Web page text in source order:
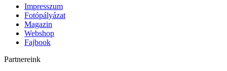
Impresszum
Fotópályázat
Magazin
Webshop
Fajbook
Partnereink